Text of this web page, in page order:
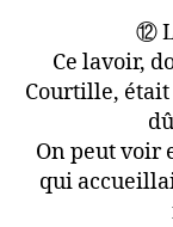
⑫
Ce lavoir,
Courtille, était
On peut voir
qui